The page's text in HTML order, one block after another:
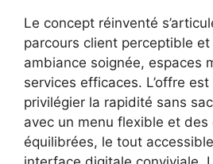
Le concept réinventé
parcours client perceptible et
ambiance soignée, espaces
services efficaces. L’offre
privilégier la rapidité sans
avec un menu flexible et des
équilibrées, le tout